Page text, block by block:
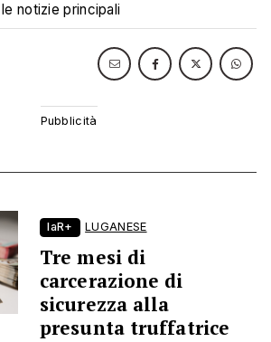
notizie principali
laR+ LUGANESE
Tre mesi di
carcerazione di
sicurezza alla
presunta truffatrice